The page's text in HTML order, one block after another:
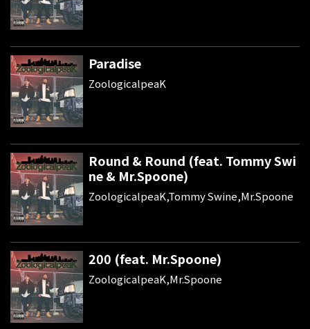
Paradise
ZoologicalpeaK
Round & Round (feat. Tommy Swi
ne & Mr.Spoone)
ZoologicalpeaK,Tommy Swine,Mr.Spoone
200 (feat. Mr.Spoone)
ZoologicalpeaK,Mr.Spoone